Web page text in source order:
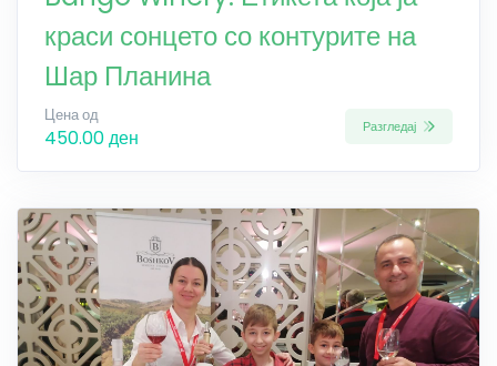
краси сонцето со контурите на
Шар Планина
Цена од
450.00 ден Разгледај